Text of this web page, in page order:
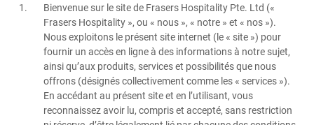
Bienvenue sur le site de Frasers Hospitality Pte. Ltd («
Frasers Hospitality », ou « nous », « notre » et « nos »).
Nous exploitons le présent site internet (le « site ») pour
fournir un accès en ligne à des informations à notre sujet,
ainsi qu’aux produits, services et possibilités que nous
offrons (désignés collectivement comme les « services »).
En accédant au présent site et en l’utilisant, vous
reconnaissez avoir lu, compris et accepté, sans restriction